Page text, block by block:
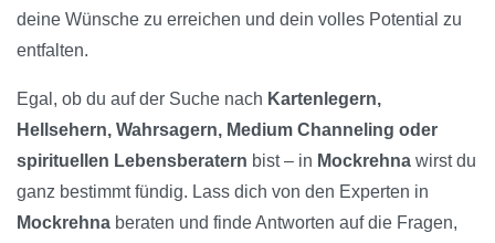
deine Wünsche zu erreichen und dein volles Potential zu
entfalten.
Egal, ob du auf der Suche nach Kartenlegern,
Hellsehern, Wahrsagern, Medium Channeling oder
spirituellen Lebensberatern bist – in Mockrehna wirst du
ganz bestimmt fündig. Lass dich von den Experten in
Mockrehna beraten und finde Antworten auf die Fragen,